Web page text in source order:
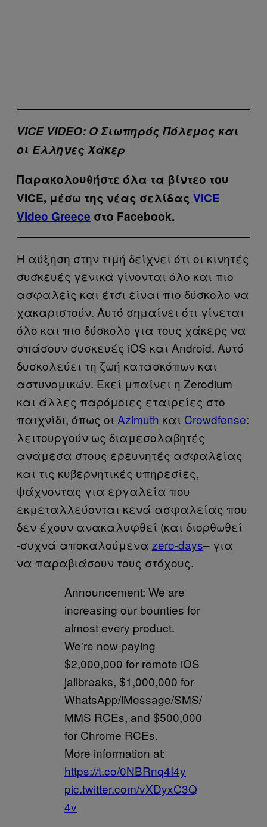
VICE VIDEO: Ο Σιωπηρός Πόλεμος και
οι Έλληνες Χάκερ
Παρακολουθήστε όλα τα βίντεo του
VICE, μέσω της νέας σελίδας VICE
Video Greece στο Facebook.
Η αύξηση στην τιμή δείχνει ότι οι κινητές
συσκευές γενικά γίνονται όλο και πιο
ασφαλείς και έτσι είναι πιο δύσκολο να
χακαριστούν. Αυτό σημαίνει ότι γίνεται
όλο και πιο δύσκολο για τους χάκερς να
σπάσουν συσκευές iOS και Android. Αυτό
δυσκολεύει τη ζωή κατασκόπων και
αστυνομικών. Εκεί μπαίνει η Zerodium
και άλλες παρόμοιες εταιρείες στο
παιχνίδι, όπως οι Azimuth και Crowdfense:
λειτουργούν ως διαμεσολαβητές
ανάμεσα στους ερευνητές ασφαλείας
και τις κυβερνητικές υπηρεσίες,
ψάχνοντας για εργαλεία που
εκμεταλλεύονται κενά ασφαλείας που
δεν έχουν ανακαλυφθεί (και διορθωθεί
-συχνά αποκαλούμενα zero-days– για
να παραβιάσουν τους στόχους.
Announcement: We are
increasing our bounties for
almost every product.
We're now paying
$2,000,000 for remote iOS
jailbreaks, $1,000,000 for
WhatsApp/iMessage/SMS/
MMS RCEs, and $500,000
for Chrome RCEs.
More information at:
https://t.co/0NBRnq4I4y
pic.twitter.com/vXDyxC3Q
4v